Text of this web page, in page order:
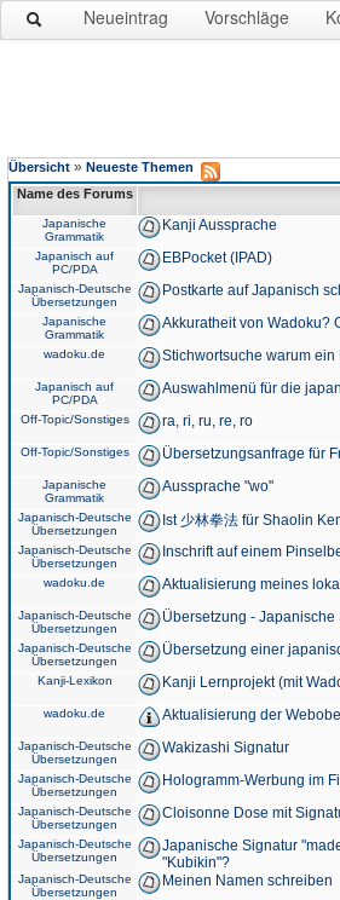
Neueintrag Vorschläge
Übersicht » Neueste Themen
Name des Forums
Japanische
Grammatik
Kanji Aussprache
Japanisch auf
PC/PDA
EBPocket (IPAD)
Japanisch-Deutsche
Übersetzungen
Postkarte auf Japanisch
Japanische
Grammatik
Akkuratheit von Wadoku?
wadoku.de Stichwortsuche warum
Japanisch auf
PC/PDA
Auswahlmenü für die
Off-Topic/Sonstiges ra, ri, ru, re, ro
Off-Topic/Sonstiges Übersetzungsanfrage für
Japanische
Grammatik
Aussprache "wo"
Japanisch-Deutsche
Übersetzungen
Ist 少林拳法 für Shaolin
Japanisch-Deutsche
Übersetzungen
Inschrift auf einem
wadoku.de Aktualisierung meines
Japanisch-Deutsche
Übersetzungen
Übersetzung - Japanische
Japanisch-Deutsche
Übersetzungen
Übersetzung einer
Kanji-Lexikon Kanji Lernprojekt (mit
wadoku.de Aktualisierung der
Japanisch-Deutsche
Übersetzungen
Wakizashi Signatur
Japanisch-Deutsche
Übersetzungen
Hologramm-Werbung im
Japanisch-Deutsche
Übersetzungen
Cloisonne Dose mit
Japanisch-Deutsche
Übersetzungen
Japanische Signatur
"Kubikin"?
Japanisch-Deutsche
Übersetzungen
Meinen Namen schreiben